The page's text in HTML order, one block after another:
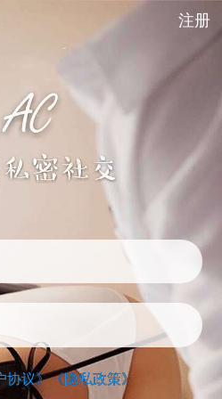
注册
协议》《隐私政策》